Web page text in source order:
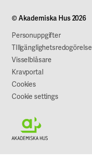
Jobba hos oss
Vår syn på hållbarhet
© Akademiska Hus 2026
Personuppgifter
TIllgänglighetsredogörelse
Visselblåsare
Kravportal
Cookies
Cookie settings